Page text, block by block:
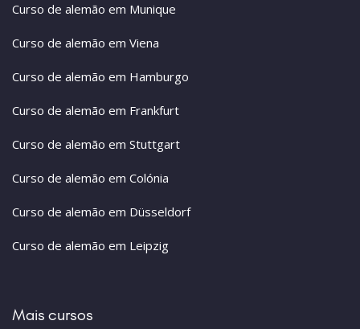
Curso de alemão em Munique
Curso de alemão em Viena
Curso de alemão em Hamburgo
Curso de alemão em Frankfurt
Curso de alemão em Stuttgart
Curso de alemão em Colónia
Curso de alemão em Düsseldorf
Curso de alemão em Leipzig
Mais cursos